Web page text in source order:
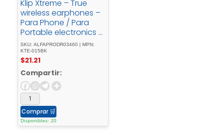
Klip Xtreme – True
wireless earphones –
Para Phone / Para
Portable electronics /
Para Tablet -
Wireless17Hrs - IPX -
Black
SKU: ALFAPRODR03460 | MPN:
KTE-015BK
$21.21
Compartir:
Comprar 🛒
Disponibles: 20